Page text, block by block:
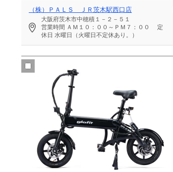
（株）ＰＡＬＳ ＪＲ茨木駅西口店
大阪府茨木市中穂積１－２－５１
営業時間 ＡＭ１０：００～ＰＭ７：００
定
休日 水曜日（火曜日不定休あり。）